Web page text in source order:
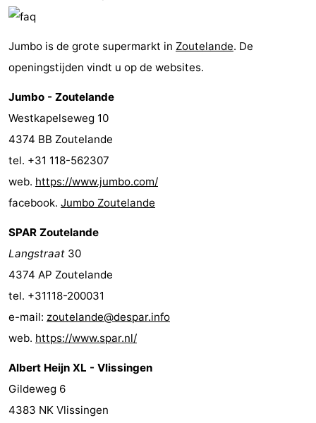
Jumbo is de grote supermarkt in Zoutelande. De
openingstijden vindt u op de websites.
Jumbo - Zoutelande
Westkapelseweg 10
4374 BB Zoutelande
tel. +31 118-562307
web. https://www.jumbo.com/
facebook. Jumbo Zoutelande
SPAR Zoutelande
Langstraat 30
4374 AP Zoutelande
tel. +31118-200031
e-mail: zoutelande@despar.info
web. https://www.spar.nl/
Albert Heijn XL - Vlissingen
Gildeweg 6
4383 NK Vlissingen